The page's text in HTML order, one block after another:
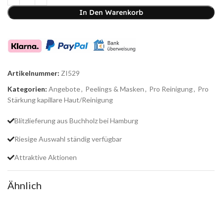
In Den Warenkorb
Artikelnummer: ZI529
Kategorien: Angebote, Peelings & Masken, Pro Reinigung, Pro
Stärkung kapillare Haut/Reinigung
Blitzlieferung aus Buchholz bei Hamburg
Riesige Auswahl ständig verfügbar
Attraktive Aktionen
Ähnlich